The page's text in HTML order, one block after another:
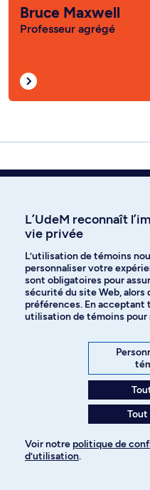
Bruce Maxwell
Professeur agrégé
Besoin
l’admission?
l'admission et du
Visiter le Centre
L’UdeM reconnaît
vie privée
L’utilisation de témoins
personnaliser votre
sont obligatoires pour
sécurité du site Web, alors
préférences. En
utilisation de témoins pour
Voir notre politique de
d’utilisation.